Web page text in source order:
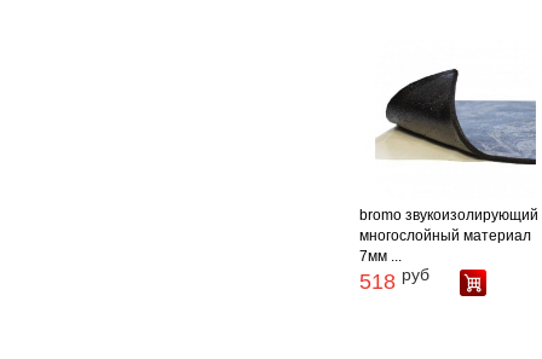
bromo звукоизолирующий
многослойный материал
7мм ...
518 руб